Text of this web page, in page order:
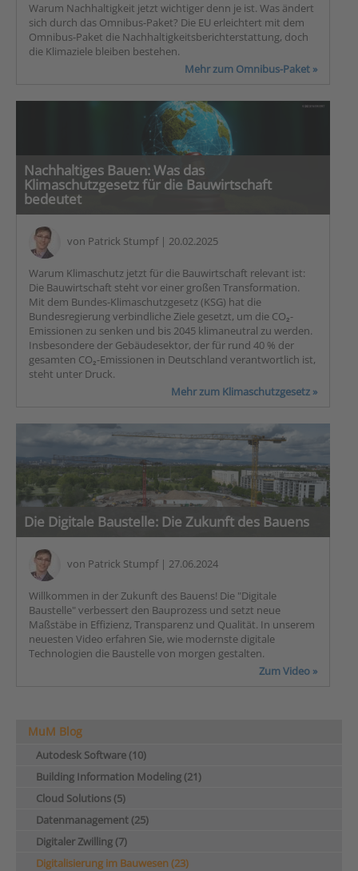
Warum Nachhaltigkeit jetzt wichtiger denn je ist. Was ändert
sich durch das Omnibus-Paket? Die EU erleichtert mit dem
Omnibus-Paket die Nachhaltigkeitsberichterstattung, doch
die Klimaziele bleiben bestehen.
Mehr zum Omnibus-Paket »
Nachhaltiges Bauen: Was das
Klimaschutzgesetz für die Bauwirtschaft
bedeutet
von Patrick Stumpf| 20.02.2025
Warum Klimaschutz jetzt für die Bauwirtschaft relevant ist:
Die Bauwirtschaft steht vor einer großen Transformation.
Mit dem Bundes-Klimaschutzgesetz (KSG) hat die
Bundesregierung verbindliche Ziele gesetzt, um die CO₂-
Emissionen zu senken und bis 2045 klimaneutral zu werden.
Insbesondere der Gebäudesektor, der für rund 40 % der
gesamten CO₂-Emissionen in Deutschland verantwortlich ist,
steht unter Druck.
Mehr zum Klimaschutzgesetz »
Die Digitale Baustelle: Die Zukunft des Bauens
von Patrick Stumpf| 27.06.2024
Willkommen in der Zukunft des Bauens! Die "Digitale
Baustelle" verbessert den Bauprozess und setzt neue
Maßstäbe in Effizienz, Transparenz und Qualität. In unserem
neuesten Video erfahren Sie, wie modernste digitale
Technologien die Baustelle von morgen gestalten.
Zum Video »
MuM Blog
Autodesk Software (10)
Building Information Modeling (21)
Cloud Solutions (5)
Datenmanagement (25)
Digitaler Zwilling (7)
Digitalisierung im Bauwesen (23)